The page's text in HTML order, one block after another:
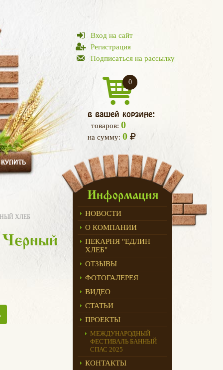
Вход на сайт
Регистрация
Подписаться на рассылку
0
в вашей корзине:
товаров: 0
на сумму: 0
Информация
НОВОСТИ
О КОМПАНИИ
ПЕКАРНЯ "ЕДЛИН
ХЛЕБ"
ОТЗЫВЫ
ФОТОГАЛЕРЕЯ
ВИДЕО
СТАТЬИ
ПРОЕКТЫ
МЕЖДУНАРОДНЫЙ
ФЕСТИВАЛЬ БАННЫЙ
СПАС 2025
КОНТАКТЫ
ХЛЕБ